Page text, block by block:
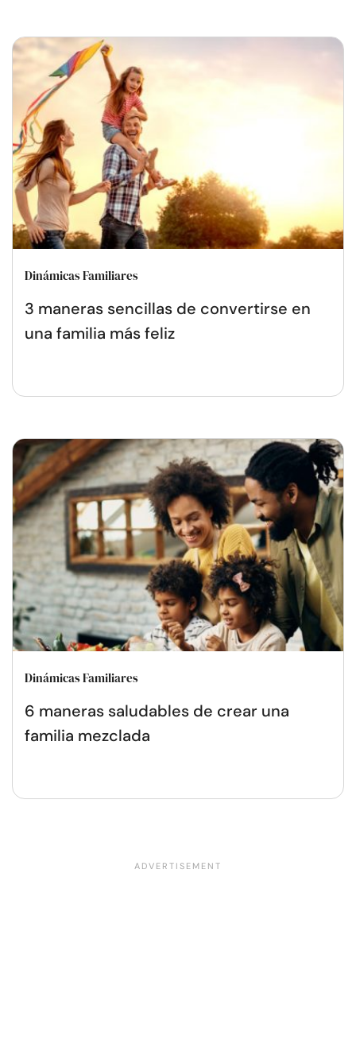
Dinámicas Familiares
3 maneras sencillas de convertirse en
una familia más feliz
Dinámicas Familiares
6 maneras saludables de crear una
familia mezclada